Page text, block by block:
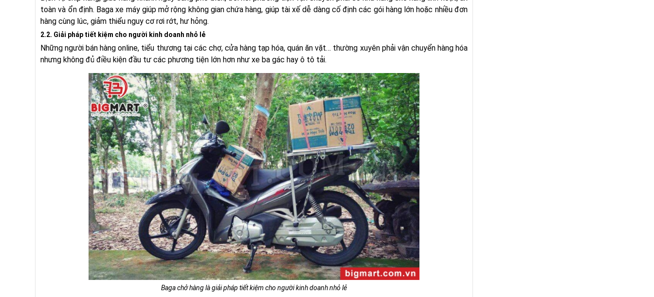
toàn và ổn định. Baga xe máy giúp mở rộng không gian chứa hàng, giúp tài xế dễ dàng cố định các gói hàng lớn hoặc nhiều đơn
hàng cùng lúc, giảm thiểu nguy cơ rơi rớt, hư hỏng.
2.2. Giải pháp tiết kiệm cho người kinh doanh nhỏ lẻ
Những người bán hàng online, tiểu thương tại các chợ, cửa hàng tạp hóa, quán ăn vặt… thường xuyên phải vận chuyển hàng hóa
nhưng không đủ điều kiện đầu tư các phương tiện lớn hơn như xe ba gác hay ô tô tải.
Baga chở hàng là giải pháp tiết kiệm cho người kinh doanh nhỏ lẻ